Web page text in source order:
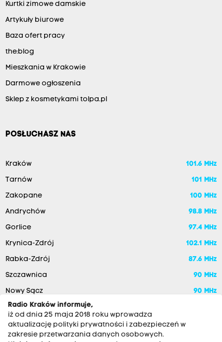
Kurtki zimowe damskie
Artykuły biurowe
Baza ofert pracy
the:blog
Mieszkania w Krakowie
Darmowe ogłoszenia
Sklep z kosmetykami tolpa.pl
POSŁUCHASZ NAS
Kraków 101.6 MHz
Tarnów 101 MHz
Zakopane 100 MHz
Andrychów 98.8 MHz
Gorlice 97.4 MHz
Krynica-Zdrój 102.1 MHz
Rabka-Zdrój 87.6 MHz
Szczawnica 90 MHz
Nowy Sącz
90 MHz
Radio Kraków informuje,
iż od dnia 25 maja 2018 roku wprowadza
aktualizację polityki prywatności i zabezpieczeń w
zakresie przetwarzania danych osobowych.